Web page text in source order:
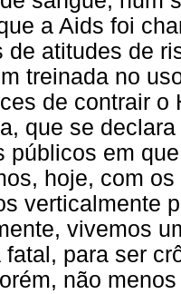
a Aids foi
de atitudes de
treinada no
de contrair o
que se
públicos em
hoje, com
verticalmente
vivemos
fatal, para ser
não